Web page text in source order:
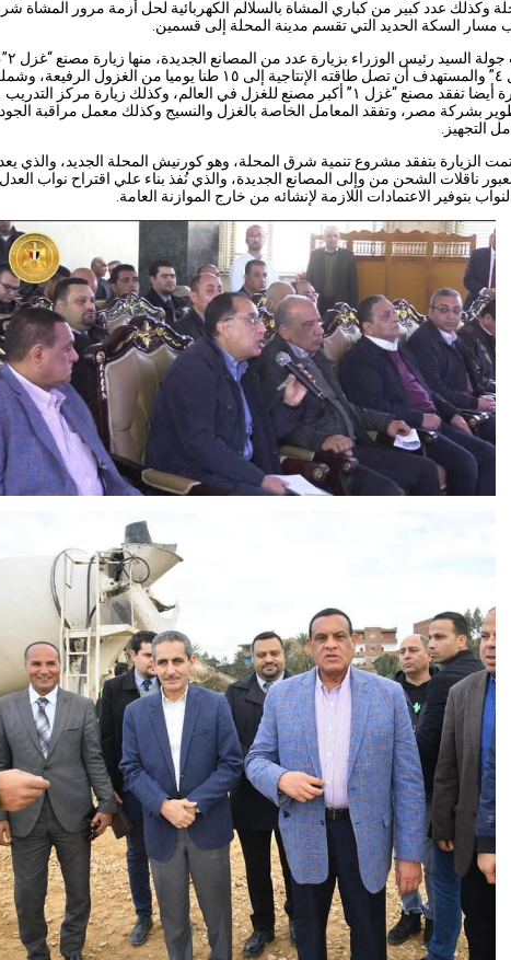
وكذلك عدد كبير من كباري المشاة بالسلالم الكهربائية لحل أزمة مرور المشاة
مسار السكة الحديد التي تقسم مدينة المحلة إلى قسمين.
بدأت
“غزل ٤” والمستهدف أن تصل طاقته الإنتاجية إلى ١٥ طنا يوميا من الغزول الرفيعة،
الزيارة أيضا تفقد مصنع “غزل ١” أكبر مصنع للغزل في العالم، وكذلك زيارة مركز التدريب
بشركة مصر، وتفقد المعامل الخاصة بالغزل والنسيج وكذلك معمل مراقبة
التجهيز.
الزيارة بتفقد مشروع تنمية شرق المحلة، وهو كورنيش المحلة الجديد، والذي
ناقلات الشحن من وإلى المصانع الجديدة، والذي نُفذ بناء علي اقتراح نواب
بتوفير الاعتمادات اللازمة لإنشائه من خارج الموازنة العامة.